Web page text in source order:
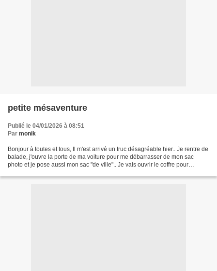
petite mésaventure
Publié le 04/01/2026 à 08:51
Par monik
Bonjour à toutes et tous, Il m'est arrivé un truc désagréable hier.. Je rentre de
balade, j'ouvre la porte de ma voiture pour me débarrasser de mon sac
photo et je pose aussi mon sac "de ville".. Je vais ouvrir le coffre pour